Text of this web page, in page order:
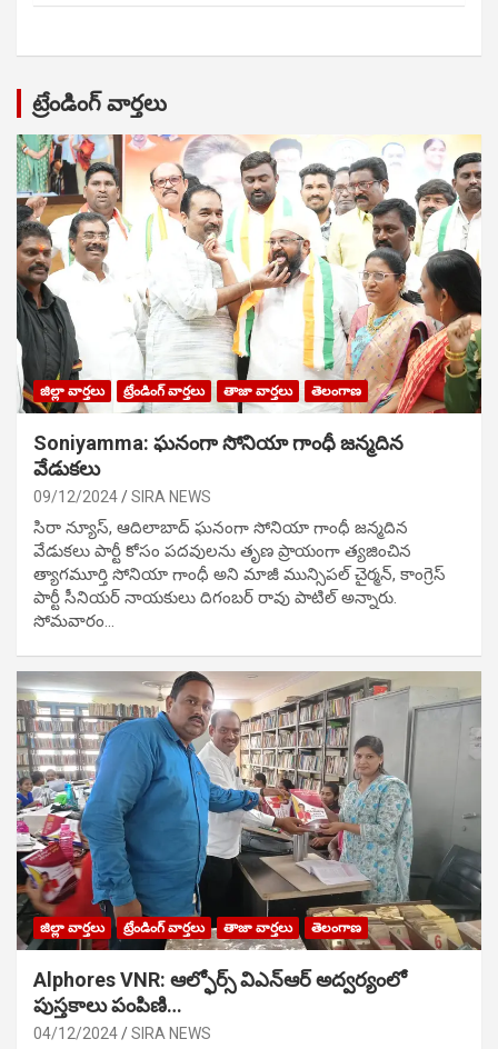
ట్రేండింగ్ వార్తలు
జిల్లా వార్తలు ట్రేండింగ్ వార్తలు తాజా వార్తలు తెలంగాణ
Soniyamma: ఘ‌నంగా సోనియా గాంధీ జ‌న్మ‌దిన
వేడుక‌లు
09/12/2024 SIRA NEWS
సిరా న్యూస్, ఆదిలాబాద్ ఘ‌నంగా సోనియా గాంధీ జ‌న్మ‌దిన
వేడుక‌లు పార్టీ కోసం ప‌ద‌వుల‌ను తృణ ప్రాయంగా త్య‌జించిన
త్యాగమూర్తి సోనియా గాంధీ అని మాజీ మున్సిప‌ల్ చైర్మ‌న్, కాంగ్రెస్
పార్టీ సీనియ‌ర్ నాయ‌కులు దిగంబ‌ర్ రావు పాటిల్ అన్నారు.
సోమవారం…
జిల్లా వార్తలు ట్రేండింగ్ వార్తలు తాజా వార్తలు తెలంగాణ
Alphores VNR: ఆల్ఫోర్స్ విఎన్ఆర్ అద్వర్యంలో
పుస్తకాలు పంపిణి…
04/12/2024 SIRA NEWS